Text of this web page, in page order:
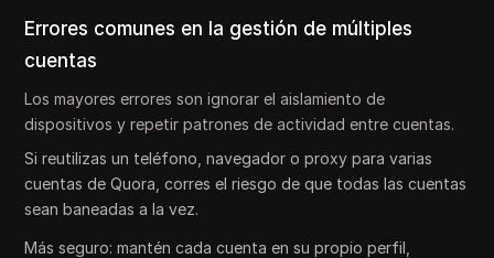
Errores comunes en la gestión de múltiples
cuentas
Los mayores errores son ignorar el aislamiento de
dispositivos y repetir patrones de actividad entre cuentas.
Si reutilizas un teléfono, navegador o proxy para varias
cuentas de Quora, corres el riesgo de que todas las cuentas
sean baneadas a la vez.
Más seguro: mantén cada cuenta en su propio perfil,